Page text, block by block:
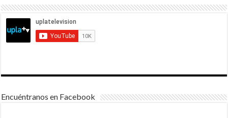
Encuéntranos en Facebook